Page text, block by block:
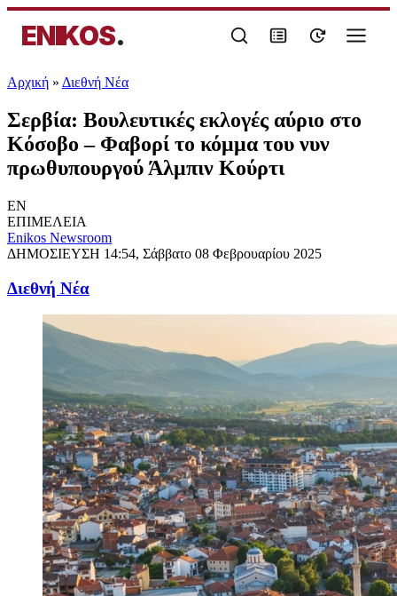
ENIKOS.
Αρχική » Διεθνή Νέα
Σερβία: Βουλευτικές εκλογές αύριο στο
Κόσοβο – Φαβορί το κόμμα του νυν
πρωθυπουργού Άλμπιν Κούρτι
EN
ΕΠΙΜΕΛΕΙΑ
Enikos Newsroom
ΔΗΜΟΣΙΕΥΣΗ 14:54, Σάββατο 08 Φεβρουαρίου 2025
Διεθνή Νέα